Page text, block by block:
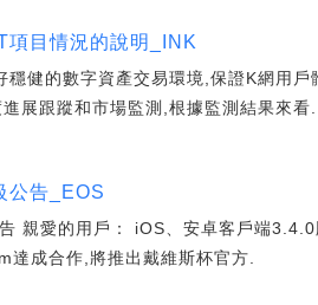
項目情況的說明_INK
穩健的數字資產交易環境,保證K網用
展跟蹤和市場監測,根據監測結果來看.
公告_EOS
親愛的用戶： iOS、安卓客戶端
成合作,將推出戴維斯杯官方.